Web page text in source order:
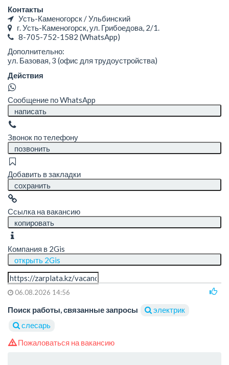
Контакты
Усть-Каменогорск / Ульбинский
г. Усть-Каменогорск, ул. Грибоедова, 2/1.
8-705-752-1582 (WhatsApp)
Дополнительно:
ул. Базовая, 3 (офис для трудоустройства)
Действия
Сообщение по WhatsApp
написать
Звонок по телефону
позвонить
Добавить в закладки
сохранить
Ссылка на вакансию
копировать
Компания в 2Gis
открыть 2Gis
06.08.2026 14:56
Поиск работы, связанные запросы
электрик
слесарь
Пожаловаться на вакансию